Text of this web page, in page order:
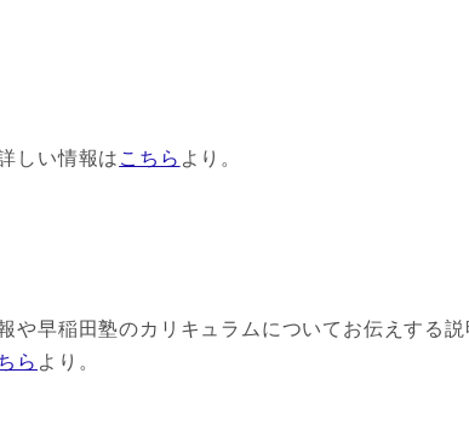
しい情報は こちら より。
や早稲田塾のカリキュラムについてお伝えする
ら より。